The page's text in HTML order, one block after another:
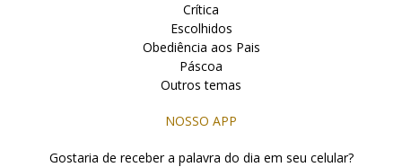
Crítica
Escolhidos
Obediência aos Pais
Páscoa
Outros temas
NOSSO APP
Gostaria de receber a palavra do dia em seu celular?